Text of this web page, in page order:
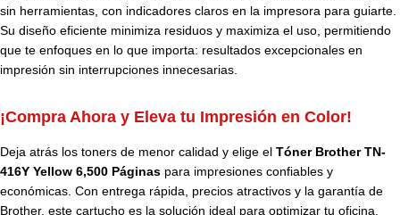
sin herramientas, con indicadores claros en la impresora para guiarte.
Su diseño eficiente minimiza residuos y maximiza el uso, permitiendo
que te enfoques en lo que importa: resultados excepcionales en
impresión sin interrupciones innecesarias.
¡Compra Ahora y Eleva tu Impresión en Color!
Deja atrás los toners de menor calidad y elige el Tóner Brother TN-
416Y Yellow 6,500 Páginas para impresiones confiables y
económicas. Con entrega rápida, precios atractivos y la garantía de
Brother, este cartucho es la solución ideal para optimizar tu oficina.